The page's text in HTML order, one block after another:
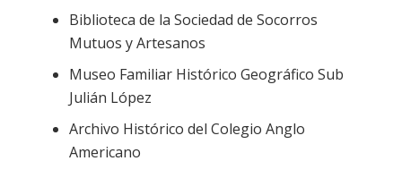
Biblioteca de la Sociedad de Socorros
Mutuos y Artesanos
Museo Familiar Histórico Geográfico Sub
Julián López
Archivo Histórico del Colegio Anglo
Americano